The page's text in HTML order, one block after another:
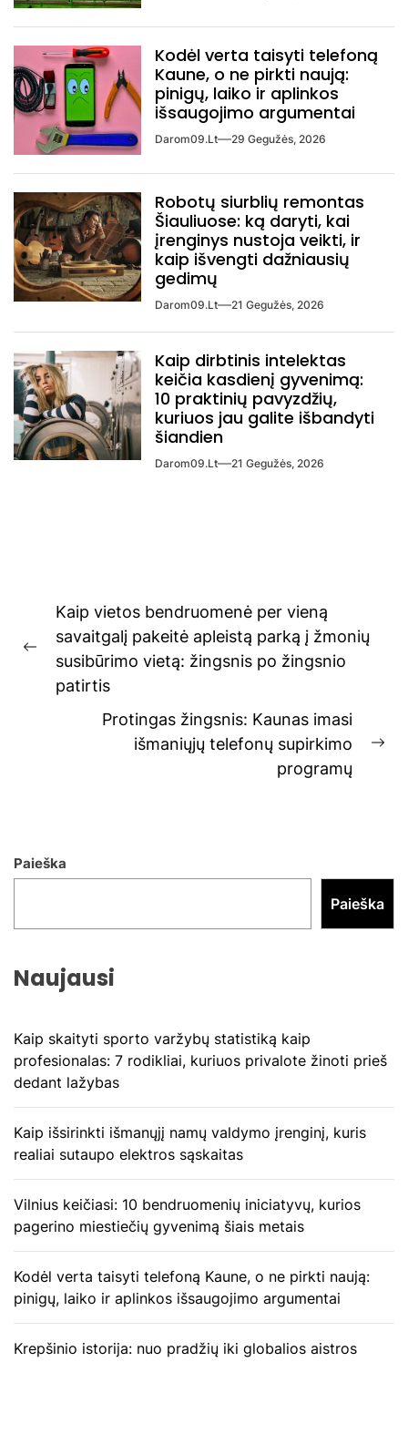
Kodėl verta taisyti telefoną
Kaune, o ne pirkti naują:
pinigų, laiko ir aplinkos
išsaugojimo argumentai
Darom09.lt 29 Gegužės, 2026
Robotų siurblių remontas
Šiauliuose: ką daryti, kai
įrenginys nustoja veikti, ir
kaip išvengti dažniausių
gedimų
Darom09.lt 21 Gegužės, 2026
Kaip dirbtinis intelektas
keičia kasdienį gyvenimą:
10 praktinių pavyzdžių,
kuriuos jau galite išbandyti
šiandien
Darom09.lt 21 Gegužės, 2026
Navigacija
tarp
įrašų
Previous
post:
Kaip vietos bendruomenė per vieną
savaitgalį pakeitė apleistą parką į žmonių
susibūrimo vietą: žingsnis po žingsnio
patirtis
Protingas žingsnis: Kaunas imasi
išmaniųjų telefonų supirkimo
programų
Paieška
Paieška
Naujausi
Kaip skaityti sporto varžybų statistiką kaip
profesionalas: 7 rodikliai, kuriuos privalote žinoti prieš
dedant lažybas
Kaip išsirinkti išmanųjį namų valdymo įrenginį, kuris
realiai sutaupo elektros sąskaitas
Vilnius keičiasi: 10 bendruomenių iniciatyvų, kurios
pagerino miestiečių gyvenimą šiais metais
Kodėl verta taisyti telefoną Kaune, o ne pirkti naują:
pinigų, laiko ir aplinkos išsaugojimo argumentai
Krepšinio istorija: nuo pradžių iki globalios aistros